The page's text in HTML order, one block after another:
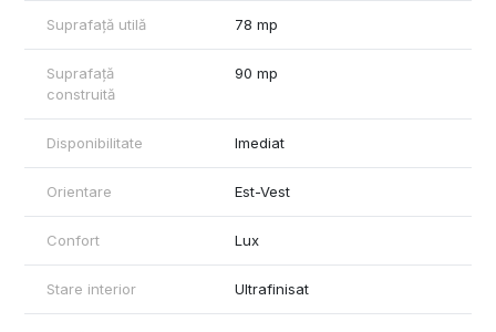
Suprafață utilă 78 mp
Suprafață
construită
90 mp
Disponibilitate Imediat
Orientare Est-Vest
Confort Lux
Stare interior Ultrafinisat